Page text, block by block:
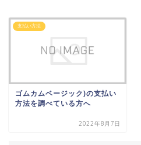
支払い方法
ゴムカムベージック)の支払い
方法を調べている方へ
2022年8月7日